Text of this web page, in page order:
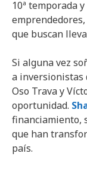
10ª temporada
que buscan
Si alguna vez
a inversionistas
Oso Trava y
oportunidad.
financiamiento,
que han
país.